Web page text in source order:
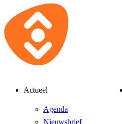
Actueel
Agenda
Nieuwsbrief